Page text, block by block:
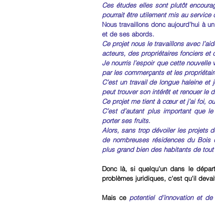
Ces études elles sont plutôt
pourrait être utilement mis au
Nous travaillons donc aujourd’hui à
et de ses abords.
Ce projet nous le travaillons avec
acteurs, des propriétaires fonciers et
Je nourris l’espoir que cette
par les commerçants et les
C’est un travail de longue haleine
peut trouver son intérêt et renouer le
Ce projet me tient à cœur et j’ai foi,
C’est d’autant plus important que
porter ses fruits.
Alors, sans trop dévoiler les projets
de nombreuses résidences du Bois
plus grand bien des habitants de tout
Donc là, si quelqu'un dans le
problèmes juridiques, c'est qu'il
Mais ce potentiel d’innovation et de